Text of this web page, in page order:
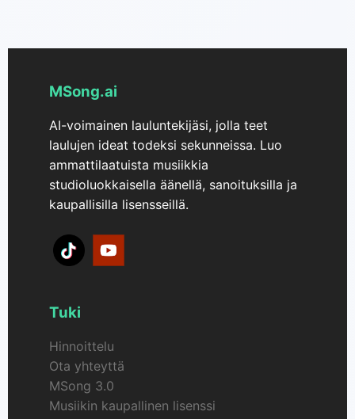
projekteissa ilman lisälupaa tai lisenssiä.
MSong.ai
AI-voimainen lauluntekijäsi, jolla teet
laulujen ideat todeksi sekunneissa. Luo
ammattilaatuista musiikkia
studioluokkaisella äänellä, sanoituksilla ja
kaupallisilla lisensseillä.
Tuki
Hinnoittelu
Ota yhteyttä
MSong 3.0
Musiikin kaupallinen lisenssi